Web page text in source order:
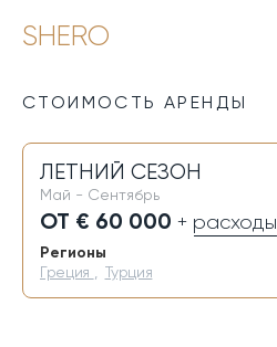
SHERO
СТОИМОСТЬ АРЕНДЫ
ЛЕТНИЙ СЕЗОН
Май - Сентябрь
ОТ € 60 000 + расходы
Регионы
Греция Турция